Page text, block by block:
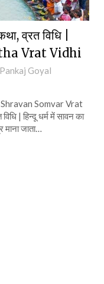
व्रत विधि |
Vrat Vidhi
Pankaj Goyal
Somvar Vrat
| हिन्दू धर्म में सावन का
जाता…